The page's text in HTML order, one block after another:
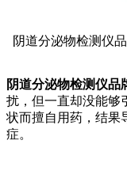
阴道分泌物检测仪
阴道分泌物检测仪品
扰，但一直却没能够
状而擅自用药，结果
症。